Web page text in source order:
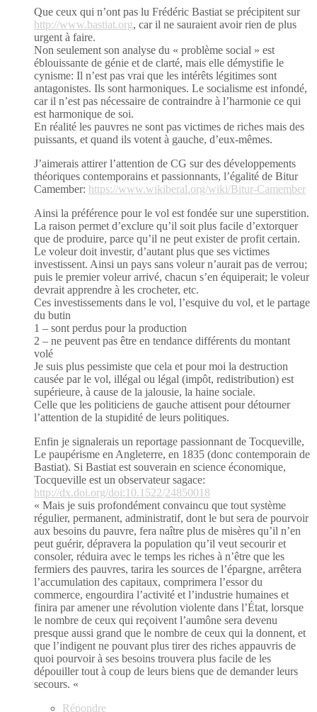
Que ceux qui n’ont pas lu Frédéric Bastiat se précipitent sur
http://www.bastiat.org, car il ne sauraient avoir rien de plus
urgent à faire.
Non seulement son analyse du « problème social » est
éblouissante de génie et de clarté, mais elle démystifie le
cynisme: Il n’est pas vrai que les intérêts légitimes sont
antagonistes. Ils sont harmoniques. Le socialisme est infondé,
car il n’est pas nécessaire de contraindre à l’harmonie ce qui
est harmonique de soi.
En réalité les pauvres ne sont pas victimes de riches mais des
puissants, et quand ils votent à gauche, d’eux-mêmes.
J’aimerais attirer l’attention de CG sur des développements
théoriques contemporains et passionnants, l’égalité de Bitur
Camember: https://www.wikiberal.org/wiki/Bitur-Camember
Ainsi la préférence pour le vol est fondée sur une superstition.
La raison permet d’exclure qu’il soit plus facile d’extorquer
que de produire, parce qu’il ne peut exister de profit certain.
Le voleur doit investir, d’autant plus que ses victimes
investissent. Ainsi un pays sans voleur n’aurait pas de verrou;
puis le premier voleur arrivé, chacun s’en équiperait; le voleur
devrait apprendre à les crocheter, etc.
Ces investissements dans le vol, l’esquive du vol, et le partage
du butin
1 – sont perdus pour la production
2 – ne peuvent pas être en tendance différents du montant
volé
Je suis plus pessimiste que cela et pour moi la destruction
causée par le vol, illégal ou légal (impôt, redistribution) est
supérieure, à cause de la jalousie, la haine sociale.
Celle que les politiciens de gauche attisent pour détourner
l’attention de la stupidité de leurs politiques.
Enfin je signalerais un reportage passionnant de Tocqueville,
Le paupérisme en Angleterre, en 1835 (donc contemporain de
Bastiat). Si Bastiat est souverain en science économique,
Tocqueville est un observateur sagace:
http://dx.doi.org/doi:10.1522/24850018
« Mais je suis profondément convaincu que tout système
régulier, permanent, administratif, dont le but sera de pourvoir
aux besoins du pauvre, fera naître plus de misères qu’il n’en
peut guérir, dépravera la population qu’il veut secourir et
consoler, réduira avec le temps les riches à n’être que les
fermiers des pauvres, tarira les sources de l’épargne, arrêtera
l’accumulation des capitaux, comprimera l’essor du
commerce, engourdira l’activité et l’industrie humaines et
finira par amener une révolution violente dans l’État, lorsque
le nombre de ceux qui reçoivent l’aumône sera devenu
presque aussi grand que le nombre de ceux qui la donnent, et
que l’indigent ne pouvant plus tirer des riches appauvris de
quoi pourvoir à ses besoins trouvera plus facile de les
dépouiller tout à coup de leurs biens que de demander leurs
secours. «
Répondre